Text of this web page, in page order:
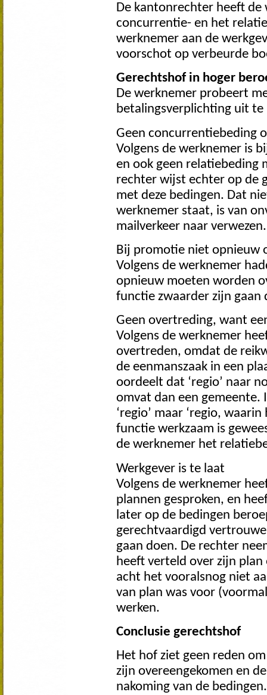
De kantonrechter heeft
concurrentie- en het
werknemer aan de
voorschot op verbeurde
Gerechtshof in hoger
De werknemer probeert
betalingsverplichting uit te
Geen concurrentiebeding
Volgens de werknemer is
en ook geen relatiebeding
rechter wijst echter op de
met deze bedingen. Dat
werknemer staat, is van
mailverkeer naar verwezen.
Bij promotie niet opnieuw
Volgens de werknemer
opnieuw moeten worden
functie zwaarder zijn gaan
Geen overtreding, want
Volgens de werknemer
overtreden, omdat de
de eenmanszaak in een
oordeelt dat ‘regio’ naar
omvat dan een gemeente.
‘regio’ maar ‘regio,
functie werkzaam is
de werknemer het
Werkgever is te laat
Volgens de werknemer
plannen gesproken, en
later op de bedingen
gerechtvaardigd
gaan doen. De rechter
heeft verteld over zijn plan
acht het vooralsnog niet
van plan was voor
werken.
Conclusie gerechtshof
Het hof ziet geen reden
zijn overeengekomen en
nakoming van de bedingen.